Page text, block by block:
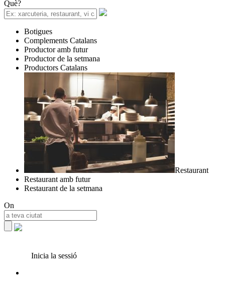
Què?
Botigues
Complements Catalans
Productor amb futur
Productor de la setmana
Productors Catalans
Restaurant
Restaurant amb futur
Restaurant de la setmana
On
Inicia la sessió